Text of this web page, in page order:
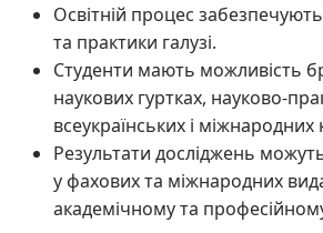
Освітній процес
та практики галузі.
Студенти мають можливість
наукових гуртках, науково-
всеукраїнських і
Результати досліджень
у фахових та міжнародних
академічному та